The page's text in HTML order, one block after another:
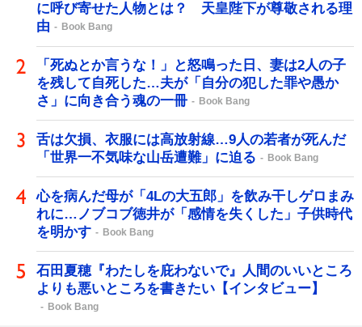
に呼び寄せた人物とは？ 天皇陛下が尊敬される理
由
Book Bang
「死ぬとか言うな！」と怒鳴った日、妻は2人の子
を残して自死した…夫が「自分の犯した罪や愚か
さ」に向き合う魂の一冊
Book Bang
舌は欠損、衣服には高放射線…9人の若者が死んだ
「世界一不気味な山岳遭難」に迫る
Book Bang
心を病んだ母が「4Lの大五郎」を飲み干しゲロまみ
れに…ノブコブ徳井が「感情を失くした」子供時代
を明かす
Book Bang
石田夏穂『わたしを庇わないで』人間のいいところ
よりも悪いところを書きたい【インタビュー】
Book Bang